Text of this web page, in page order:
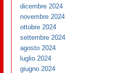
dicembre 2024
novembre 2024
ottobre 2024
settembre 2024
agosto 2024
luglio 2024
giugno 2024